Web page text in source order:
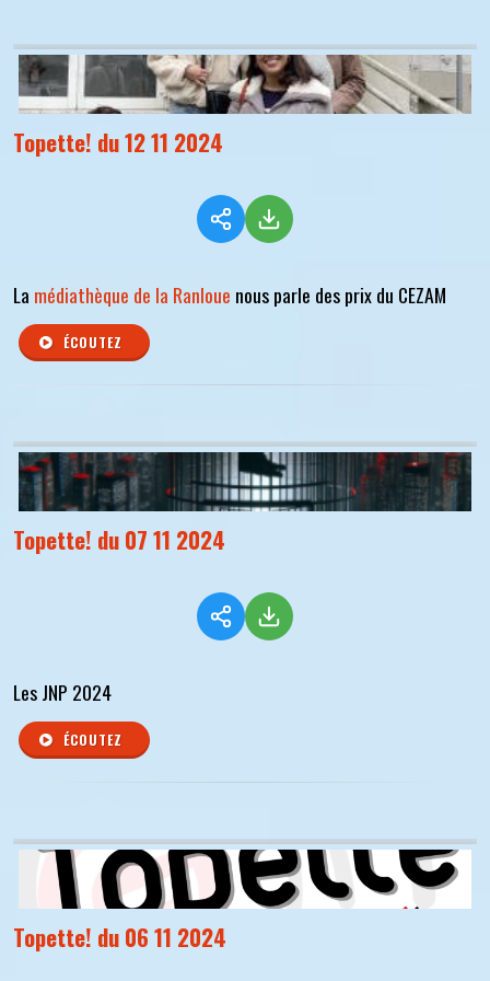
Topette! du 12 11 2024
La médiathèque de la Ranloue nous parle des prix du CEZAM
ÉCOUTEZ
Topette! du 07 11 2024
Les JNP 2024
ÉCOUTEZ
Topette! du 06 11 2024